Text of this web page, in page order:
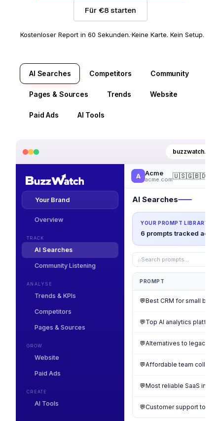
Für €8 starten
Kostenloser Report in 60 Sekunden.·Keine Karte. Kein Setup.
AI Searches Competitors Community
Pages & Sources Trends Website
Paid Ads AI Tools
buzzwatch.ai
Your Brand
Overview
TRACK
AI Searches
Community Listening
ANALYSE
Trends & KPIs
Competitors
Pages & Sources
GROW
Website
Paid Ads
CREATE
AI Tools
A Acme
acme.com🇺🇸🇬🇧🇩🇪
AI Searches
YOUR PROMPT LIBRARY
6 prompts tracked
⌕Search prompts…
PROMPT
💬Best CRM for small
💬Top AI analytics
💬Alternatives to legacy
💬Affordable team
💬Most reliable SaaS in
💬Customer support tools